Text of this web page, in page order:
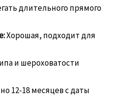
длительного прямого
Хорошая, подходит для
и шероховатости
12-18 месяцев с даты